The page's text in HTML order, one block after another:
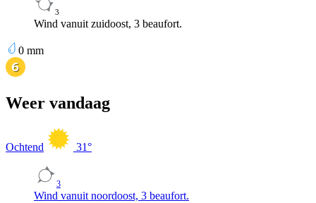
3
Wind vanuit zuidoost, 3 beaufort.
0 mm
Weer vandaag
Ochtend 31°
3
Wind vanuit noordoost, 3 beaufort.